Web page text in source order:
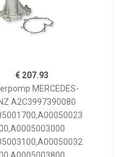
€ 207.93
MERCEDES-
A2C3997390080